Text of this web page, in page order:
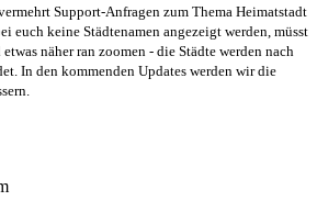
Support-Anfragen zum Thema Heimatstadt
euch keine Städtenamen angezeigt werden, müsst
näher ran zoomen - die Städte werden nach
In den kommenden Updates werden wir die